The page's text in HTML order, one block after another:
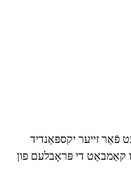
פֿאַר זייער יקספּאַנדיד
קאַמבאַט די פּראָבלעם פון